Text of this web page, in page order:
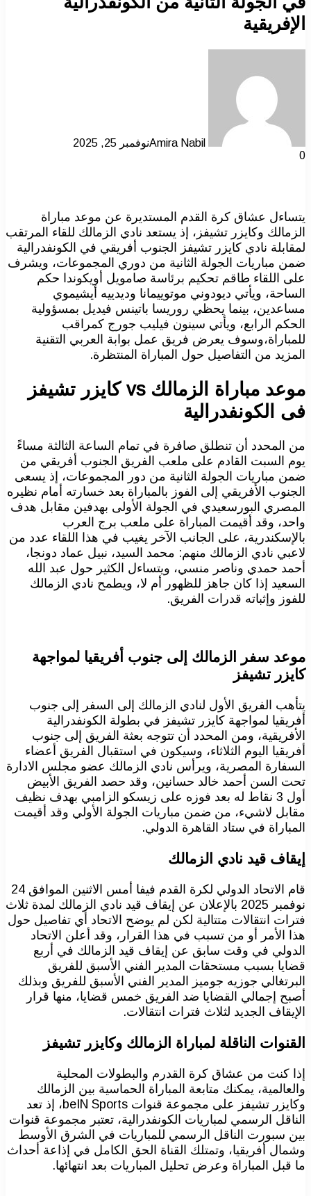
الإفريقية
Amira Nabilنوفمبر 25, 2025
0
يتساءل عشاق كرة القدم المستديرة عن موعد مباراة
الزمالك وكايزر تشيفز، إذ يستعد نادي الزمالك للقاء المرتقب
لمقابلة نادي كايزر تشيفز الجنوب أفريقي في الكونفدرالية
ضمن مباريات الجولة الثانية من دوري المجموعات، ويشرف
على اللقاء طاقم تحكيم برئاسة صامويل أويكوندا حكم
الساحة، ويأتي ديودوني موتوييمانا وديدييه أيشيموي
مساعدين، بينما يحظي روريسا باتينس فيديل بمسؤولية
الحكم الرابع، ويأتي سينون فيليب جورج كمراقب
للمباراة،وسوف يعرض فريق عمل بوابة العربي التقنية
المزيد من التفاصيل حول المباراة المنتظرة.
موعد مباراة الزمالك vs كايزر تشيفز
فى الكونفدرالية
من المحدد أن تنطلق صافرة في تمام الساعة الثالثة مساءً
يوم السبت القادم على ملعب الفريق الجنوب أفريقي من
ضمن مباريات الجولة الثانية من دور المجموعات، إذ يسعى
الجنوب الأفريقي إلى الفوز بالمباراة بعد خسارته أمام نظيره
المصري البورسعيدي في الجولة الأولى بهدفين مقابل هدف
واحد، وقد أقيمت المباراة على ملعب برج العرب
بالإسكندرية، على الجانب الآخر يغيب في هذا اللقاء عدد من
لاعبي نادي الزمالك منهم: محمد السيد، نبيل عماد دونجا،
أحمد حمدي وناصر منسي، ويتساءل الكثير حول عبد الله
السعيد إذا كان جاهز للظهور أم لا، ويطمح نادي الزمالك
للفوز وإثباته قدرات الفريق.
موعد سفر الزمالك إلى جنوب أفريقيا لمواجهة
كايزر تشيفز
يتأهب الفريق الأول لنادي الزمالك إلى السفر إلى جنوب
أفريقيا لمواجهة كايزر تشيفز في بطولة الكونفدرالية
الأفريقية، ومن المحدد أن تتوجه بعثة الفريق إلى جنوب
أفريقيا اليوم الثلاثاء، وسيكون في استقبال الفريق أعضاء
السفارة المصرية، ويرأس نادي الزمالك عضو مجلس الادارة
تحت السن أحمد خالد حسانين، وقد حصد الفريق الأبيض
أول 3 نقاط له بعد فوزه على زيسكو الزامبي بهدف نظيف
مقابل لاشيء، من ضمن مباريات الجولة الأولي وقد أقيمت
المباراة في ستاد القاهرة الدولي.
إيقاف قيد نادي الزمالك
قام الاتحاد الدولي لكرة القدم فيفا أمس الاثنين الموافق 24
نوفمبر 2025 بالإعلان عن إيقاف قيد نادي الزمالك لمدة ثلاث
فترات انتقالات متتالية لكن لم يوضح الاتحاد أي تفاصيل حول
هذا الأمر أو من تسبب في هذا القرار، وقد أعلن الاتحاد
الدولي في وقت سابق عن إيقاف قيد الزمالك في أربع
قضايا بسبب مستحقات المدير الفني الأسبق للفريق
البرتغالي جوزيه جوميز المدير الفني الأسبق للفريق وبذلك
أصبح إجمالي القضايا ضد الفريق خمس قضايا، منها قرار
الإيقاف الجديد لثلاث فترات انتقالات.
القنوات الناقلة لمباراة الزمالك وكايزر تشيفز
إذا كنت من عشاق كرة القدرم والبطولات المحلية
والعالمية، يمكنك متابعة المباراة الحماسية بين الزمالك
وكايزر تشيفز على مجموعة قنوات beIN Sports، إذ تعد
الناقل الرسمي لمباريات الكونفدرالية، تعتبر مجموعة قنوات
بين سبورت الناقل الرسمي للمباريات في الشرق الأوسط
وشمال أفريقيا، وتمتلك القناة الحق الكامل في إذاعة أحداث
ما قبل المباراة وعرض تحليل المباريات بعد انتهائها.